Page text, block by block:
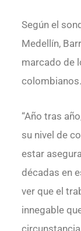
Según el
Medellín,
marcado de
colombianos.
“Año tras
su nivel de
estar
décadas en
ver que el
innegable